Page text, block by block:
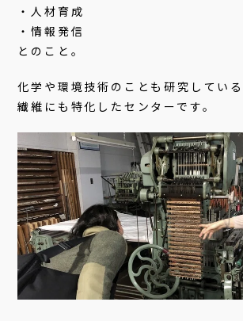
・人材育成
・情報発信
とのこと。
化学や環境技術のことも研究している
繊維にも特化したセンターです。